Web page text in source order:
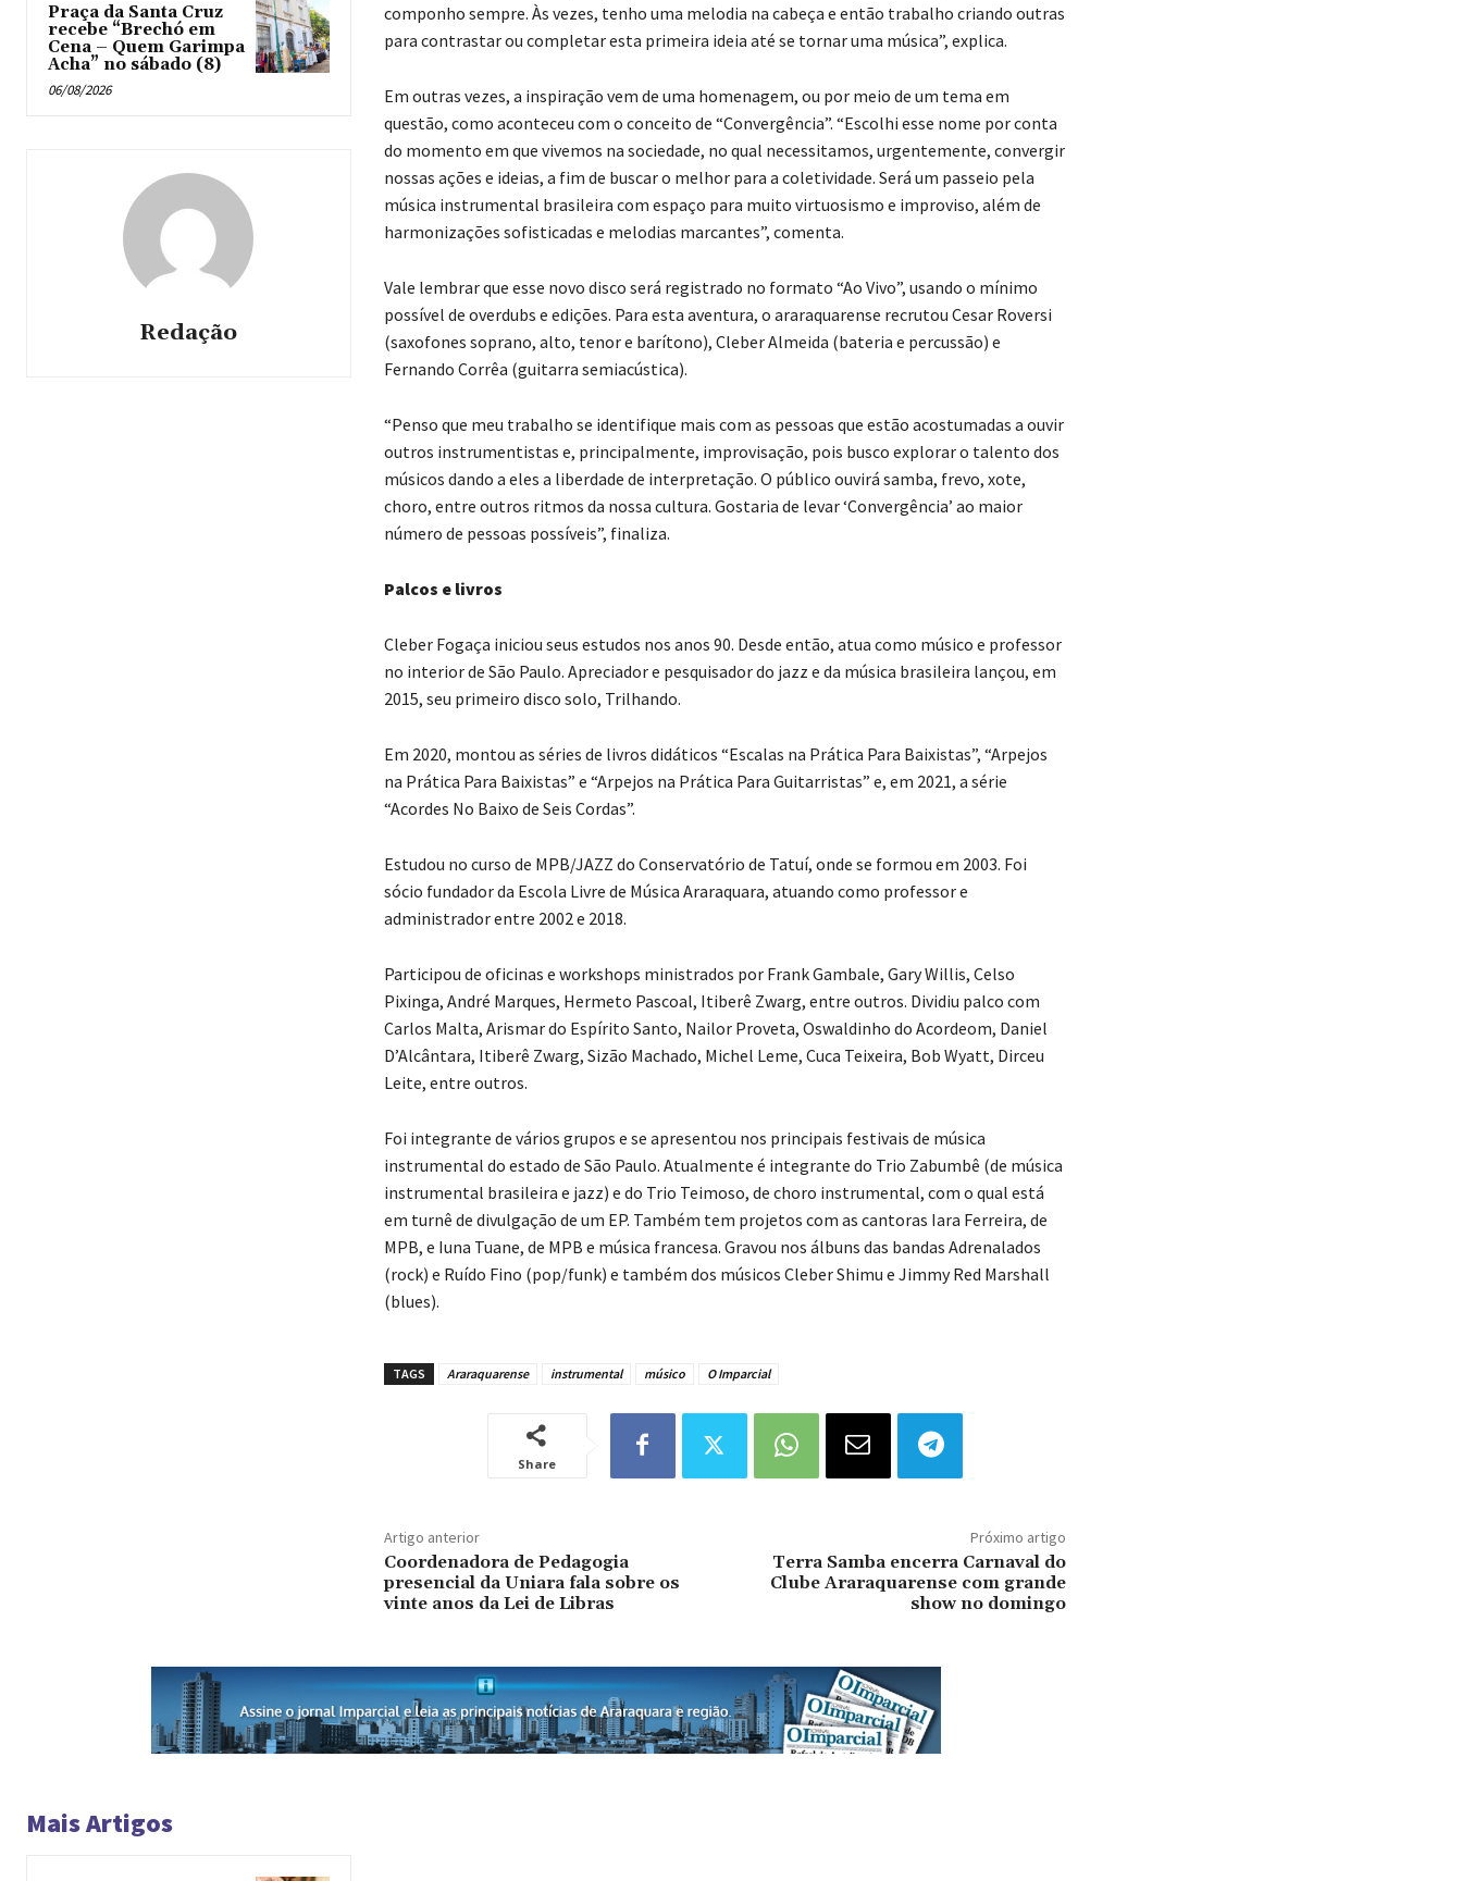
Praça da Santa Cruz
recebe “Brechó em
Cena – Quem Garimpa
Acha” no sábado (8)
06/08/2026
Redação
componho sempre. Às vezes, tenho uma melodia na cabeça e então trabalho criando outras
para contrastar ou completar esta primeira ideia até se tornar uma música”, explica.
Em outras vezes, a inspiração vem de uma homenagem, ou por meio de um tema em
questão, como aconteceu com o conceito de “Convergência”. “Escolhi esse nome por conta
do momento em que vivemos na sociedade, no qual necessitamos, urgentemente, convergir
nossas ações e ideias, a fim de buscar o melhor para a coletividade. Será um passeio pela
música instrumental brasileira com espaço para muito virtuosismo e improviso, além de
harmonizações sofisticadas e melodias marcantes”, comenta.
Vale lembrar que esse novo disco será registrado no formato “Ao Vivo”, usando o mínimo
possível de overdubs e edições. Para esta aventura, o araraquarense recrutou Cesar Roversi
(saxofones soprano, alto, tenor e barítono), Cleber Almeida (bateria e percussão) e
Fernando Corrêa (guitarra semiacústica).
“Penso que meu trabalho se identifique mais com as pessoas que estão acostumadas a ouvir
outros instrumentistas e, principalmente, improvisação, pois busco explorar o talento dos
músicos dando a eles a liberdade de interpretação. O público ouvirá samba, frevo, xote,
choro, entre outros ritmos da nossa cultura. Gostaria de levar ‘Convergência’ ao maior
número de pessoas possíveis”, finaliza.
Palcos e livros
Cleber Fogaça iniciou seus estudos nos anos 90. Desde então, atua como músico e professor
no interior de São Paulo. Apreciador e pesquisador do jazz e da música brasileira lançou, em
2015, seu primeiro disco solo, Trilhando.
Em 2020, montou as séries de livros didáticos “Escalas na Prática Para Baixistas”, “Arpejos
na Prática Para Baixistas” e “Arpejos na Prática Para Guitarristas” e, em 2021, a série
“Acordes No Baixo de Seis Cordas”.
Estudou no curso de MPB/JAZZ do Conservatório de Tatuí, onde se formou em 2003. Foi
sócio fundador da Escola Livre de Música Araraquara, atuando como professor e
administrador entre 2002 e 2018.
Participou de oficinas e workshops ministrados por Frank Gambale, Gary Willis, Celso
Pixinga, André Marques, Hermeto Pascoal, Itiberê Zwarg, entre outros. Dividiu palco com
Carlos Malta, Arismar do Espírito Santo, Nailor Proveta, Oswaldinho do Acordeom, Daniel
D’Alcântara, Itiberê Zwarg, Sizão Machado, Michel Leme, Cuca Teixeira, Bob Wyatt, Dirceu
Leite, entre outros.
Foi integrante de vários grupos e se apresentou nos principais festivais de música
instrumental do estado de São Paulo. Atualmente é integrante do Trio Zabumbê (de música
instrumental brasileira e jazz) e do Trio Teimoso, de choro instrumental, com o qual está
em turnê de divulgação de um EP. Também tem projetos com as cantoras Iara Ferreira, de
MPB, e Iuna Tuane, de MPB e música francesa. Gravou nos álbuns das bandas Adrenalados
(rock) e Ruído Fino (pop/funk) e também dos músicos Cleber Shimu e Jimmy Red Marshall
(blues).
TAGS Araraquarense instrumental músico O Imparcial
Share
Artigo anterior
Coordenadora de Pedagogia
presencial da Uniara fala sobre os
vinte anos da Lei de Libras
Próximo artigo
Terra Samba encerra Carnaval do
Clube Araraquarense com grande
show no domingo
Mais Artigos